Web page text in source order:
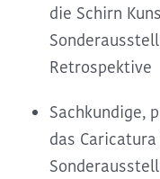
die Schirn
Retrospektive
Sachkundige,
das